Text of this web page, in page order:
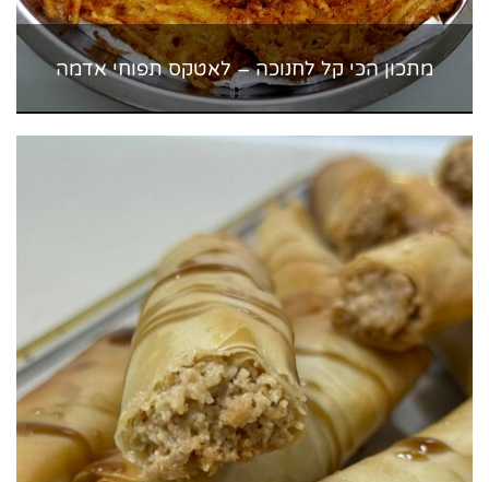
מתכון הכי קל לחנוכה – לאטקס תפוחי אדמה